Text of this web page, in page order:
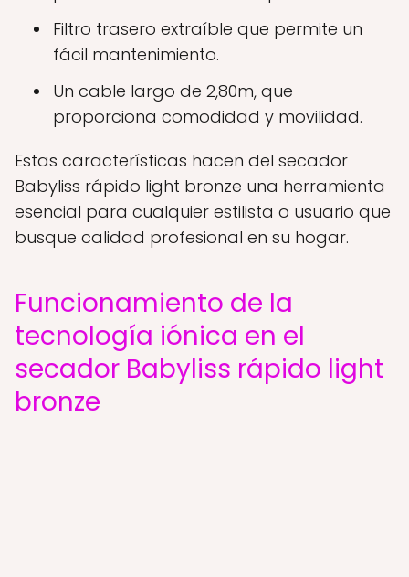
Filtro trasero extraíble que permite un
fácil mantenimiento.
Un cable largo de 2,80m, que
proporciona comodidad y movilidad.
Estas características hacen del secador
Babyliss rápido light bronze una herramienta
esencial para cualquier estilista o usuario que
busque calidad profesional en su hogar.
Funcionamiento de la
tecnología iónica en el
secador Babyliss rápido light
bronze